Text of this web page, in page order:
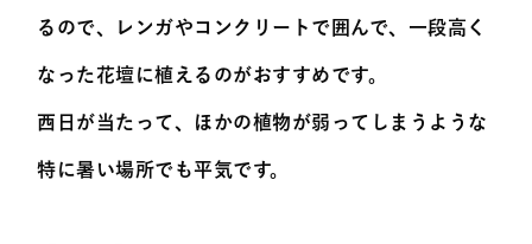
るので、レンガやコンクリートで囲んで、一段高く
なった花壇に植えるのがおすすめです。
西日が当たって、ほかの植物が弱ってしまうような
特に暑い場所でも平気です。